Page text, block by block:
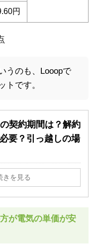
円
うのも、Looopで
トです。
契約期間は？解約
要？引っ越しの場
きを見る
が電気の単価が安